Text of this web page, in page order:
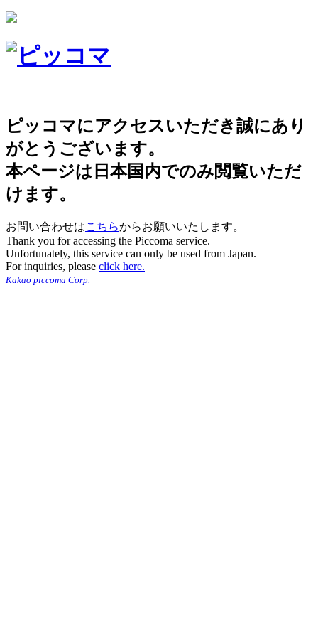
ピッコマにアクセスいただき誠にあり
がとうございます。
本ページは日本国内でのみ閲覧いただ
けます。
お問い合わせはこちらからお願いいたします。
Thank you for accessing the Piccoma service.
Unfortunately, this service can only be used from Japan.
For inquiries, please click here.
Kakao piccoma Corp.